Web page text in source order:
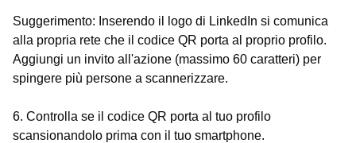
Suggerimento: Inserendo il logo di LinkedIn si comunica
alla propria rete che il codice QR porta al proprio profilo.
Aggiungi un invito all'azione (massimo 60 caratteri) per
spingere più persone a scannerizzare.
6. Controlla se il codice QR porta al tuo profilo
scansionandolo prima con il tuo smartphone.